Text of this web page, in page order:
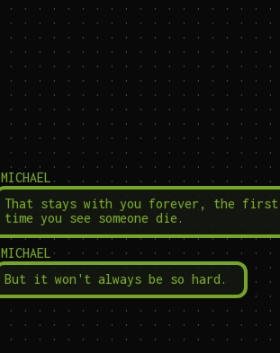
MICHAEL
That stays with you forever, the first
time you see someone die.
MICHAEL
But it won't always be so hard.